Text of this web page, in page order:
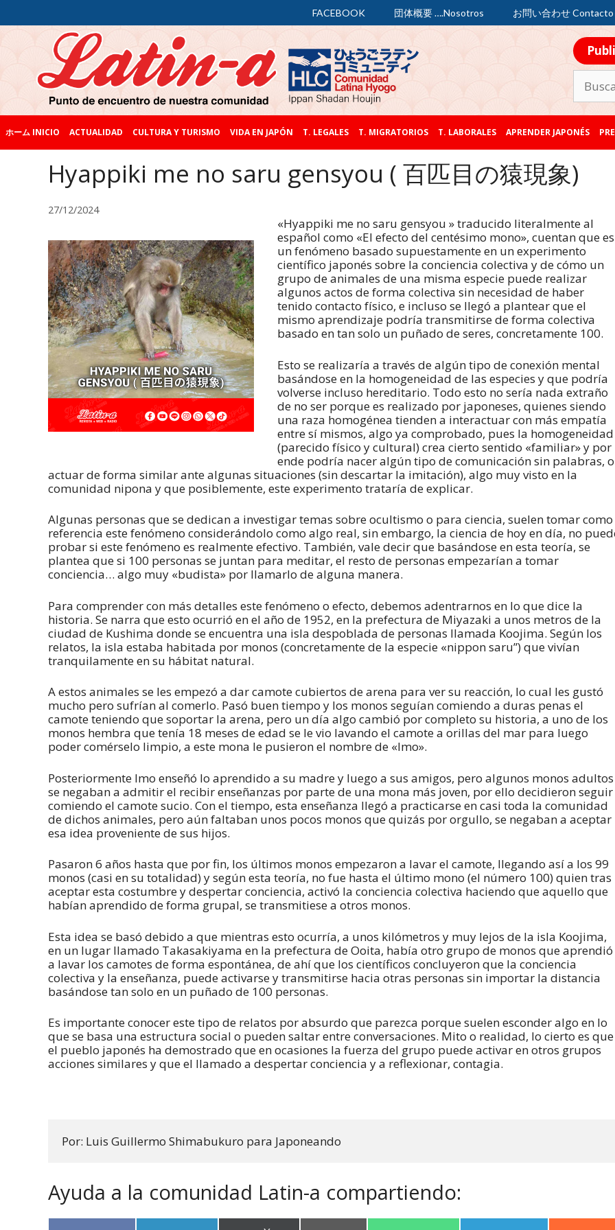
FACEBOOK 団体概要 ….Nosotros お問い合わせ Contacto
ホーム INICIO ACTUALIDAD CULTURA Y TURISMO VIDA EN JAPÓN T. LEGALES T. MIGRATORIOS T. LABORALES APRENDER JAPONÉS
Hyappiki me no saru gensyou ( 百匹目の猿現象)
27/12/2024
«Hyappiki me no saru gensyou » traducido literalmente al
español como «El efecto del centésimo mono», cuentan que es
un fenómeno basado supuestamente en un experimento
científico japonés sobre la conciencia colectiva y de cómo un
grupo de animales de una misma especie puede realizar
algunos actos de forma colectiva sin necesidad de haber
tenido contacto físico, e incluso se llegó a plantear que el
mismo aprendizaje podría transmitirse de forma colectiva
basado en tan solo un puñado de seres, concretamente 100.
Esto se realizaría a través de algún tipo de conexión mental
basándose en la homogeneidad de las especies y que podría
volverse incluso hereditario. Todo esto no sería nada extraño
de no ser porque es realizado por japoneses, quienes siendo
una raza homogénea tienden a interactuar con más empatía
entre sí mismos, algo ya comprobado, pues la homogeneidad
(parecido físico y cultural) crea cierto sentido «familiar» y por
ende podría nacer algún tipo de comunicación sin palabras, o
actuar de forma similar ante algunas situaciones (sin descartar la imitación), algo muy visto en la
comunidad nipona y que posiblemente, este experimento trataría de explicar.
Algunas personas que se dedican a investigar temas sobre ocultismo o para ciencia, suelen tomar como
referencia este fenómeno considerándolo como algo real, sin embargo, la ciencia de hoy en día, no
probar si este fenómeno es realmente efectivo. También, vale decir que basándose en esta teoría, se
plantea que si 100 personas se juntan para meditar, el resto de personas empezarían a tomar
conciencia… algo muy «budista» por llamarlo de alguna manera.
Para comprender con más detalles este fenómeno o efecto, debemos adentrarnos en lo que dice la
historia. Se narra que esto ocurrió en el año de 1952, en la prefectura de Miyazaki a unos metros de la
ciudad de Kushima donde se encuentra una isla despoblada de personas llamada Koojima. Según los
relatos, la isla estaba habitada por monos (concretamente de la especie «nippon saru”) que vivían
tranquilamente en su hábitat natural.
A estos animales se les empezó a dar camote cubiertos de arena para ver su reacción, lo cual les gustó
mucho pero sufrían al comerlo. Pasó buen tiempo y los monos seguían comiendo a duras penas el
camote teniendo que soportar la arena, pero un día algo cambió por completo su historia, a uno de los
monos hembra que tenía 18 meses de edad se le vio lavando el camote a orillas del mar para luego
poder comérselo limpio, a este mona le pusieron el nombre de «Imo».
Posteriormente Imo enseñó lo aprendido a su madre y luego a sus amigos, pero algunos monos adultos
se negaban a admitir el recibir enseñanzas por parte de una mona más joven, por ello decidieron seguir
comiendo el camote sucio. Con el tiempo, esta enseñanza llegó a practicarse en casi toda la comunidad
de dichos animales, pero aún faltaban unos pocos monos que quizás por orgullo, se negaban a aceptar
esa idea proveniente de sus hijos.
Pasaron 6 años hasta que por fin, los últimos monos empezaron a lavar el camote, llegando así a los 99
monos (casi en su totalidad) y según esta teoría, no fue hasta el último mono (el número 100) quien tras
aceptar esta costumbre y despertar conciencia, activó la conciencia colectiva haciendo que aquello que
habían aprendido de forma grupal, se transmitiese a otros monos.
Esta idea se basó debido a que mientras esto ocurría, a unos kilómetros y muy lejos de la isla Koojima,
en un lugar llamado Takasakiyama en la prefectura de Ooita, había otro grupo de monos que aprendió
a lavar los camotes de forma espontánea, de ahí que los científicos concluyeron que la conciencia
colectiva y la enseñanza, puede activarse y transmitirse hacia otras personas sin importar la distancia
basándose tan solo en un puñado de 100 personas.
Es importante conocer este tipo de relatos por absurdo que parezca porque suelen esconder algo en lo
que se basa una estructura social o pueden saltar entre conversaciones. Mito o realidad, lo cierto es que
el pueblo japonés ha demostrado que en ocasiones la fuerza del grupo puede activar en otros grupos
acciones similares y que el llamado a despertar conciencia y a reflexionar, contagia.
Por: Luis Guillermo Shimabukuro para Japoneando
Ayuda a la comunidad Latin-a compartiendo: